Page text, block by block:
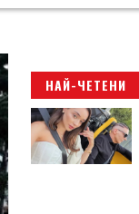
НАЙ-ЧЕТЕНИ